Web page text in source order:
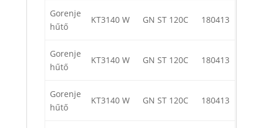
Gorenje
hűtő
KT3140 W GN ST 120C 180413
Gorenje
hűtő
KT3140 W GN ST 120C 180413
Gorenje
hűtő
KT3140 W GN ST 120C 180413